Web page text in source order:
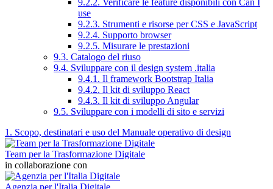
use
9.2.3. Strumenti e risorse per CSS e JavaScript
9.2.4. Supporto browser
9.2.5. Misurare le prestazioni
9.3. Catalogo del riuso
9.4. Sviluppare con il design system .italia
9.4.1. Il framework Bootstrap Italia
9.4.2. Il kit di sviluppo React
9.4.3. Il kit di sviluppo Angular
9.5. Sviluppare con i modelli di sito e servizi
1. Scopo, destinatari e uso del Manuale operativo di design
Team per la Trasformazione Digitale
in collaborazione con
Agenzia per l'Italia Digitale